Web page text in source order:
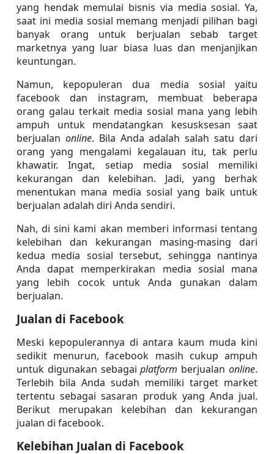
yang hendak memulai bisnis via media sosial. Ya,
saat ini media sosial memang menjadi pilihan bagi
banyak orang untuk berjualan sebab target
marketnya yang luar biasa luas dan menjanjikan
keuntungan.
Namun, kepopuleran dua media sosial yaitu
facebook dan instagram, membuat beberapa
orang galau terkait media sosial mana yang lebih
ampuh untuk mendatangkan kesusksesan saat
berjualan online. Bila Anda adalah salah satu dari
orang yang mengalami kegalauan itu, tak perlu
khawatir. Ingat, setiap media sosial memiliki
kekurangan dan kelebihan. Jadi, yang berhak
menentukan mana media sosial yang baik untuk
berjualan adalah diri Anda sendiri.
Nah, di sini kami akan memberi informasi tentang
kelebihan dan kekurangan masing-masing dari
kedua media sosial tersebut, sehingga nantinya
Anda dapat memperkirakan media sosial mana
yang lebih cocok untuk Anda gunakan dalam
berjualan.
Jualan di Facebook
Meski kepopulerannya di antara kaum muda kini
sedikit menurun, facebook masih cukup ampuh
untuk digunakan sebagai platform berjualan online.
Terlebih bila Anda sudah memiliki target market
tertentu sebagai sasaran produk yang Anda jual.
Berikut merupakan kelebihan dan kekurangan
jualan di facebook.
Kelebihan Jualan di Facebook